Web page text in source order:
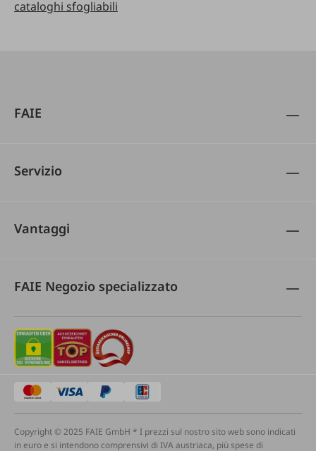
cataloghi sfogliabili
FAIE
Servizio
Vantaggi
FAIE Negozio specializzato
Copyright © 2025 FAIE GmbH * I prezzi sul nostro sito web sono indicati
in euro e si intendono comprensivi di IVA austriaca, più spese di